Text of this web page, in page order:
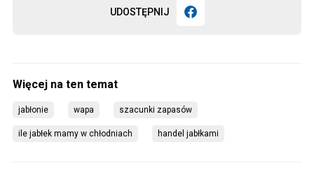
UDOSTĘPNIJ
jabłonie wapa szacunki zapasów
ile jabłek mamy w chłodniach handel jabłkami